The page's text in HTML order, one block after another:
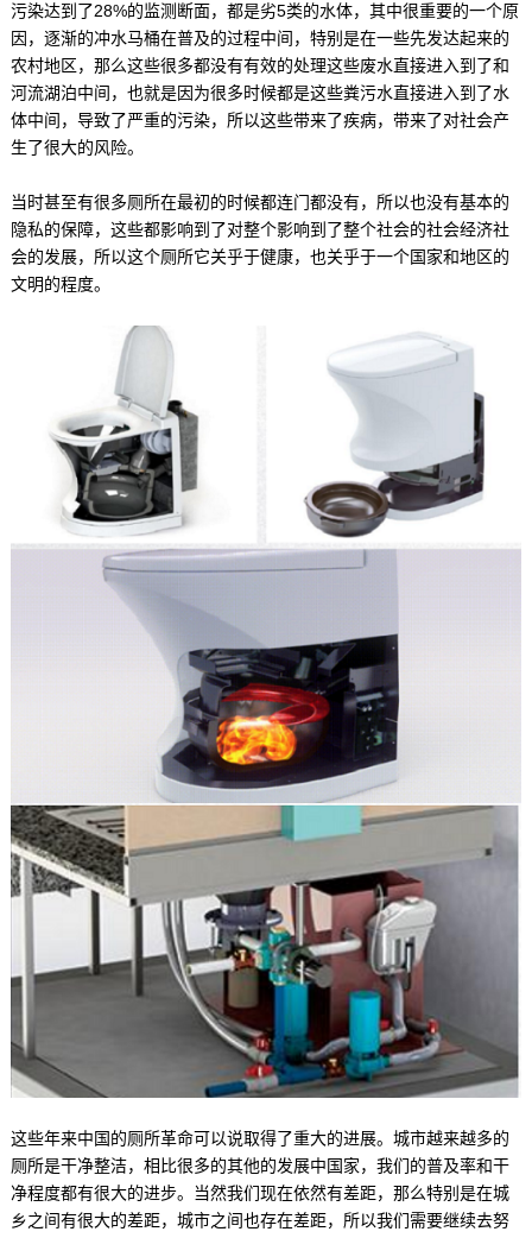
污染达到了28%的监测断面，都是劣5类的水体，其中很重要的一个原
因，逐渐的冲水马桶在普及的过程中间，特别是在一些先发达起来的
农村地区，那么这些很多都没有有效的处理这些废水直接进入到了和
河流湖泊中间，也就是因为很多时候都是这些粪污水直接进入到了水
体中间，导致了严重的污染，所以这些带来了疾病，带来了对社会产
生了很大的风险。
当时甚至有很多厕所在最初的时候都连门都没有，所以也没有基本的
隐私的保障，这些都影响到了对整个影响到了整个社会的社会经济社
会的发展，所以这个厕所它关乎于健康，也关乎于一个国家和地区的
文明的程度。
这些年来中国的厕所革命可以说取得了重大的进展。城市越来越多的
厕所是干净整洁，相比很多的其他的发展中国家，我们的普及率和干
净程度都有很大的进步。当然我们现在依然有差距，那么特别是在城
乡之间有很大的差距，城市之间也存在差距，所以我们需要继续去努